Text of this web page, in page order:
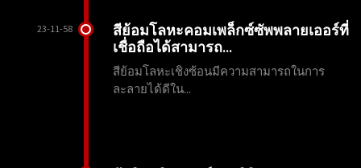
23-11-58
สีย้อมโลหะคอมเพล็กซ์ซัพพลายเออร์ที่
เชื่อถือได้สามารถ...
สีย้อมโลหะเชิงซ้อนมีความสามารถในการ
ละลายได้ดีใน...